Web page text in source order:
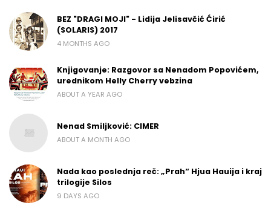
BEZ "DRAGI MOJI" - Lidija Jelisavčić Ćirić
(SOLARIS) 2017
4 MONTHS AGO
Knjigovanje: Razgovor sa Nenadom Popovićem,
urednikom Helly Cherry vebzina
ABOUT A YEAR AGO
Nenad Smiljković: CIMER
ABOUT A MONTH AGO
Nada kao poslednja reč: „Prah“ Hjua Hauija i kraj
trilogije Silos
9 DAYS AGO